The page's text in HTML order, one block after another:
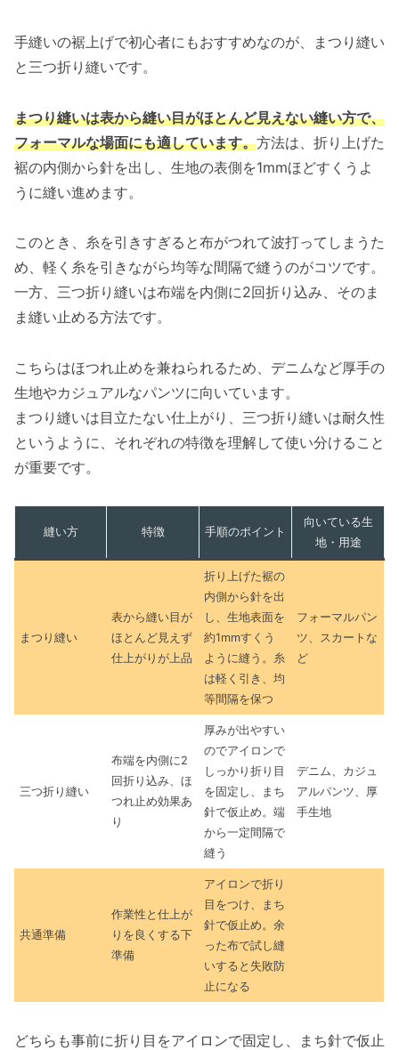
手縫いの裾上げで初心者にもおすすめなのが、まつり縫い
と三つ折り縫いです。
まつり縫いは表から縫い目がほとんど見えない縫い方で、
フォーマルな場面にも適しています。方法は、折り上げた
裾の内側から針を出し、生地の表側を1mmほどすくうよ
うに縫い進めます。
このとき、糸を引きすぎると布がつれて波打ってしまうた
め、軽く糸を引きながら均等な間隔で縫うのがコツです。
一方、三つ折り縫いは布端を内側に2回折り込み、そのま
ま縫い止める方法です。
こちらはほつれ止めを兼ねられるため、デニムなど厚手の
生地やカジュアルなパンツに向いています。
まつり縫いは目立たない仕上がり、三つ折り縫いは耐久性
というように、それぞれの特徴を理解して使い分けること
が重要です。
縫い方 特徴 手順のポイント
向いている生
地・用途
まつり縫い
表から縫い目が
ほとんど見えず
仕上がりが上品
折り上げた裾の
内側から針を出
し、生地表面を
約1mmすくう
ように縫う。糸
は軽く引き、均
等間隔を保つ
フォーマルパン
ツ、スカートな
ど
三つ折り縫い
布端を内側に2
回折り込み、ほ
つれ止め効果あ
り
厚みが出やすい
のでアイロンで
しっかり折り目
を固定し、まち
針で仮止め。端
から一定間隔で
縫う
デニム、カジュ
アルパンツ、厚
手生地
共通準備
作業性と仕上が
りを良くする下
準備
アイロンで折り
目をつけ、まち
針で仮止め。余
った布で試し縫
いすると失敗防
止になる
どちらも事前に折り目をアイロンで固定し、まち針で仮止